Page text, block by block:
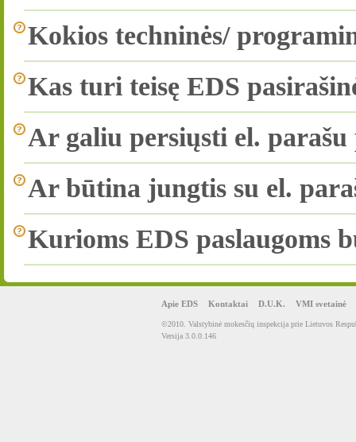
Kokios techninės/
Kas turi teisę EDS
Ar galiu persiųsti el.
Ar būtina jungtis su el.
Kurioms EDS paslaugoms
Apie EDS Kontaktai D.U.K. VMI svetainė
©2010. Valstybinė mokesčių inspekcija prie Lietuvos
Versija 3.0.0.146